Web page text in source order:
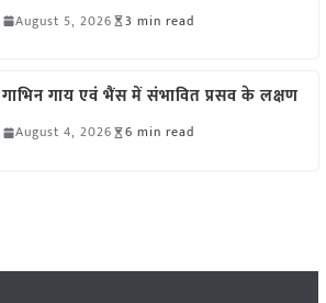
August 5, 2026 3 min read
गाभिन गाय एवं भैंस में संभावित प्रसव के लक्षण
August 4, 2026 6 min read